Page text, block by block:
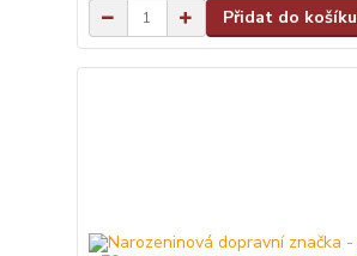
Přidat do košíku